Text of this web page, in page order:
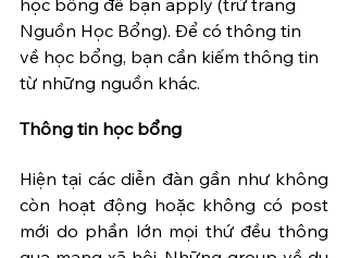
học bổng để bạn apply (trừ trang
Nguồn Học Bổng). Để có thông tin
về học bổng, bạn cần kiếm thông tin
từ những nguồn khác.
Thông tin học bổng
Hiện tại các diễn đàn gần như không
còn hoạt động hoặc không có post
mới do phần lớn mọi thứ đều thông